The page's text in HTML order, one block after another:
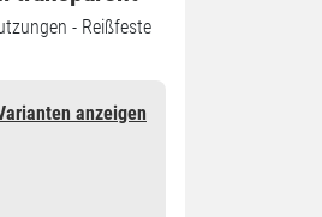
- Reißfeste
anzeigen